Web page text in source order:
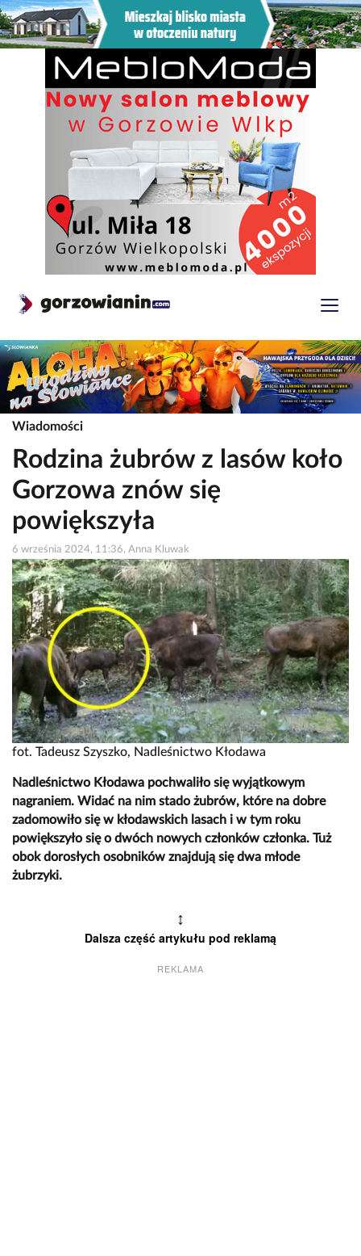
Wiadomości
Rodzina żubrów z lasów koło
Gorzowa znów się
powiększyła
6 września 2024, 11:36, Anna Kluwak
fot. Tadeusz Szyszko, Nadleśnictwo Kłodawa
Nadleśnictwo Kłodawa pochwaliło się wyjątkowym
nagraniem. Widać na nim stado żubrów, które na dobre
zadomowiło się w kłodawskich lasach i w tym roku
powiększyło się o dwóch nowych członków członka. Tuż
obok dorosłych osobników znajdują się dwa młode
żubrzyki.
↕
Dalsza część artykułu pod reklamą
REKLAMA